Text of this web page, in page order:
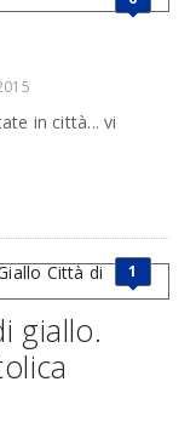
in città... vi
1
giallo.